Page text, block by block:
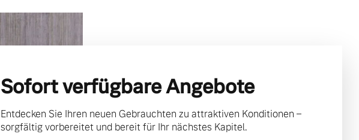
Sofort verfügbare Angebote
Entdecken Sie Ihren neuen Gebrauchten zu attraktiven Konditionen –
sorgfältig vorbereitet und bereit für Ihr nächstes Kapitel.